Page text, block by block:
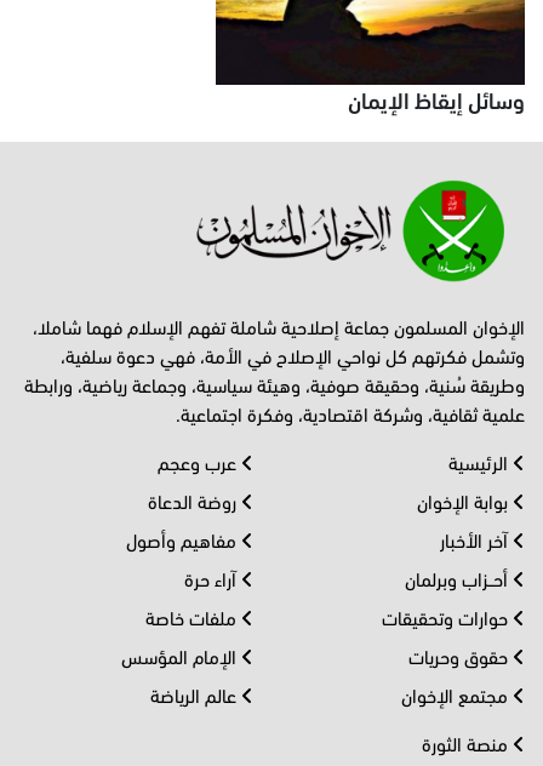
وسائل إيقاظ الإيمان
الإخوان المسلمون جماعة إصلاحية شاملة تفهم الإسلام فهما شاملا،
وتشمل فكرتهم كل نواحي الإصلاح في الأمة، فهي دعوة سلفية،
وطريقة سُنية، وحقيقة صوفية، وهيئة سياسية، وجماعة رياضية، ورابطة
علمية ثقافية، وشركة اقتصادية، وفكرة اجتماعية.
الرئيسية
بوابة الإخوان
آخر الأخبار
أحــزاب وبرلمان
حوارات وتحقيقات
حقوق وحريات
مجتمع الإخوان
عرب وعجم
روضة الدعاة
مفاهيم وأصول
آراء حرة
ملفات خاصة
الإمام المؤسس
عالم الرياضة
منصة الثورة